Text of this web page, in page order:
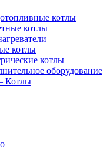
котлы
котлы
котлы
котлы
оборудование
Котлы